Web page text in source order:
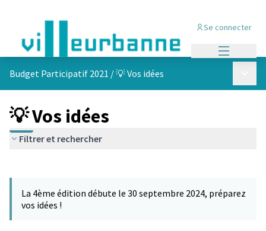
Se connecter
Budget Participatif 2021 /💡 Vos idées
💡 Vos idées
Filtrer et rechercher
La 4ème édition débute le 30 septembre 2024, préparez
vos idées !